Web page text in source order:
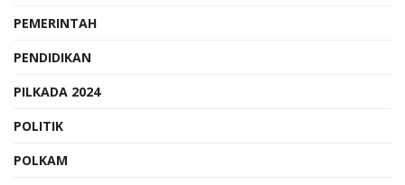
PEMERINTAH
PENDIDIKAN
PILKADA 2024
POLITIK
POLKAM